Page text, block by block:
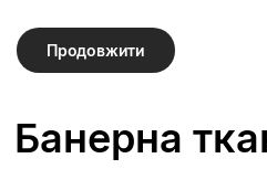
Продовжити
Банерна